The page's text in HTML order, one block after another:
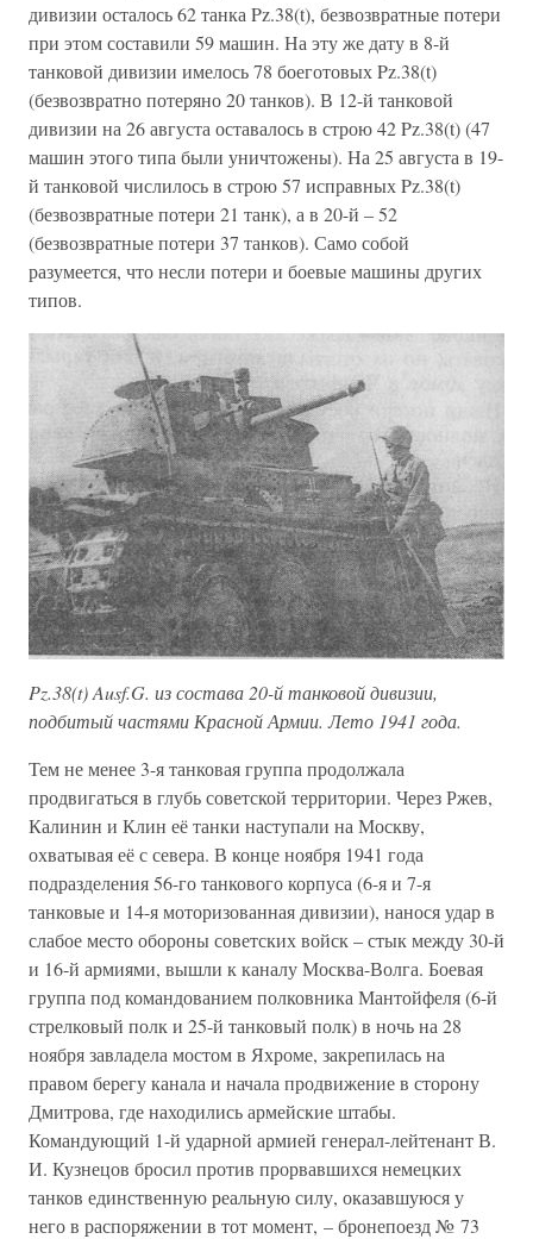
дивизии осталось 62 танка Pz.38(t), безвозвратные потери
при этом составили 59 машин. На эту же дату в 8-й
танковой дивизии имелось 78 боеготовых Pz.38(t)
(безвозвратно потеряно 20 танков). В 12-й танковой
дивизии на 26 августа оставалось в строю 42 Pz.38(t) (47
машин этого типа были уничтожены). На 25 августа в 19-
й танковой числилось в строю 57 исправных Pz.38(t)
(безвозвратные потери 21 танк), а в 20-й – 52
(безвозвратные потери 37 танков). Само собой
разумеется, что несли потери и боевые машины других
типов.
Pz.38(t) Ausf.G. из состава 20-й танковой дивизии,
подбитый частями Красной Армии. Лето 1941 года.
Тем не менее 3-я танковая группа продолжала
продвигаться в глубь советской территории. Через Ржев,
Калинин и Клин её танки наступали на Москву,
охватывая её с севера. В конце ноября 1941 года
подразделения 56-го танкового корпуса (6-я и 7-я
танковые и 14-я моторизованная дивизии), нанося удар в
слабое место обороны советских войск – стык между 30-й
и 16-й армиями, вышли к каналу Москва-Волга. Боевая
группа под командованием полковника Мантойфеля (6-й
стрелковый полк и 25-й танковый полк) в ночь на 28
ноября завладела мостом в Яхроме, закрепилась на
правом берегу канала и начала продвижение в сторону
Дмитрова, где находились армейские штабы.
Командующий 1-й ударной армией генерал-лейтенант В.
И. Кузнецов бросил против прорвавшихся немецких
танков единственную реальную силу, оказавшуюся у
него в распоряжении в тот момент, – бронепоезд № 73